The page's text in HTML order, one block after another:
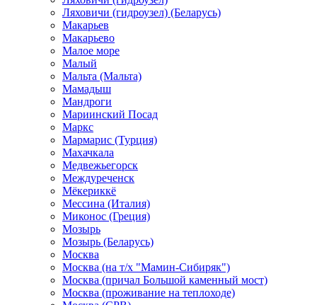
Ляховичи (гидроузел) (Беларусь)
Макарьев
Макарьево
Малое море
Малый
Мальта (Мальта)
Мамадыш
Мандроги
Мариинский Посад
Маркс
Мармарис (Турция)
Махачкала
Медвежьегорск
Междуреченск
Мёкериккё
Мессина (Италия)
Миконос (Греция)
Мозырь
Мозырь (Беларусь)
Москва
Москва (на т/х "Мамин-Сибиряк")
Москва (причал Большой каменный мост)
Москва (проживание на теплоходе)